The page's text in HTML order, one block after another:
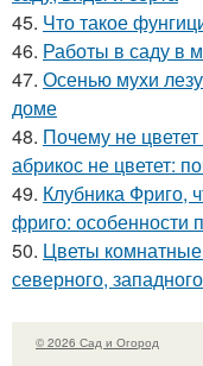
45. Что такое
46. Работы в саду в
47. Осенью мухи
доме
48. Почему не
абрикос не цветет:
49. Клубника Фриго,
фриго: особенности
50. Цветы
северного,
© 2026 Сад и Огород